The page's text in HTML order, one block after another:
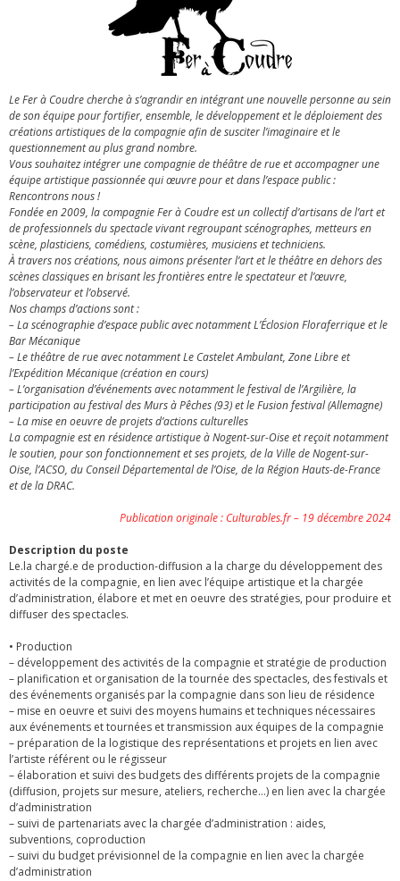
Le Fer à Coudre cherche à s’agrandir en intégrant une nouvelle personne au sein
de son équipe pour fortifier, ensemble, le développement et le déploiement des
créations artistiques de la compagnie afin de susciter l’imaginaire et le
questionnement au plus grand nombre.
Vous souhaitez intégrer une compagnie de théâtre de rue et accompagner une
équipe artistique passionnée qui œuvre pour et dans l’espace public :
Rencontrons nous !
Fondée en 2009, la compagnie Fer à Coudre est un collectif d’artisans de l’art et
de professionnels du spectacle vivant regroupant scénographes, metteurs en
scène, plasticiens, comédiens, costumières, musiciens et techniciens.
À travers nos créations, nous aimons présenter l’art et le théâtre en dehors des
scènes classiques en brisant les frontières entre le spectateur et l’œuvre,
l’observateur et l’observé.
Nos champs d’actions sont :
– La scénographie d’espace public avec notamment L’Éclosion Floraferrique et le
Bar Mécanique
– Le théâtre de rue avec notamment Le Castelet Ambulant, Zone Libre et
l’Expédition Mécanique (création en cours)
– L’organisation d’événements avec notamment le festival de l’Argilière, la
participation au festival des Murs à Pêches (93) et le Fusion festival (Allemagne)
– La mise en oeuvre de projets d’actions culturelles
La compagnie est en résidence artistique à Nogent-sur-Oise et reçoit notamment
le soutien, pour son fonctionnement et ses projets, de la Ville de Nogent-sur-
Oise, l’ACSO, du Conseil Départemental de l’Oise, de la Région Hauts-de-France
et de la DRAC.
Publication originale : Culturables.fr – 19 décembre 2024
Description du poste
Le.la chargé.e de production-diffusion a la charge du développement des
activités de la compagnie, en lien avec l’équipe artistique et la chargée
d’administration, élabore et met en oeuvre des stratégies, pour produire et
diffuser des spectacles.
• Production
– développement des activités de la compagnie et stratégie de production
– planification et organisation de la tournée des spectacles, des festivals et
des événements organisés par la compagnie dans son lieu de résidence
– mise en oeuvre et suivi des moyens humains et techniques nécessaires
aux événements et tournées et transmission aux équipes de la compagnie
– préparation de la logistique des représentations et projets en lien avec
l’artiste référent ou le régisseur
– élaboration et suivi des budgets des différents projets de la compagnie
(diffusion, projets sur mesure, ateliers, recherche…) en lien avec la chargée
d’administration
– suivi de partenariats avec la chargée d’administration : aides,
subventions, coproduction
– suivi du budget prévisionnel de la compagnie en lien avec la chargée
d’administration